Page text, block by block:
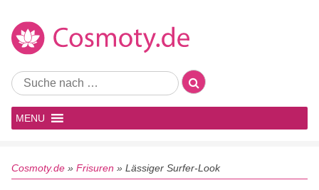
MENU
Cosmoty.de » Frisuren » Lässiger Surfer-Look